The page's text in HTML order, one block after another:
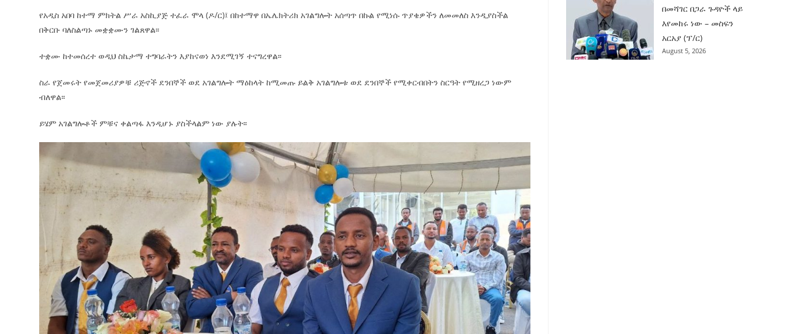
የአዲስ አበባ ከተማ ምክትል ሥራ አስኪያጅ ተፈራ ሞላ (ዶ/ር)፤ በከተማዋ በኤሌክትሪክ አገልግሎት አሰጣጥ በኩል የሚነሱ ጥያቄዎችን ለመመለስ እንዲያስችል
በቅርቡ ባለስልጣኑ መቋቋሙን ገልጸዋል፡፡
ተቋሙ ከተመሰረተ ወዲህ ስኬታማ ተግባራትን እያከናወነ እንደሚገኝ ተናግረዋል፡፡
ስራ የጀመሩት የመጀመሪያዎቹ ሪጅኖች ደንበኞች ወደ አገልግሎት ማዕከላት ከሚመጡ ይልቅ አገልግሎቱ ወደ ደንበኞች የሚቀርብበትን ስርዓት የሚዘረጋ ነውም
ብለዋል፡፡
ይሄም አገልግሎቶች ምቹና ቀልጣፋ እንዲሆኑ ያስችላልም ነው ያሉት፡፡
በመሻገር በጋራ ጉዳዮች ላይ
እየመከሩ ነው – መስፍን
አርአያ (ፕ/ር)
August 5, 2026